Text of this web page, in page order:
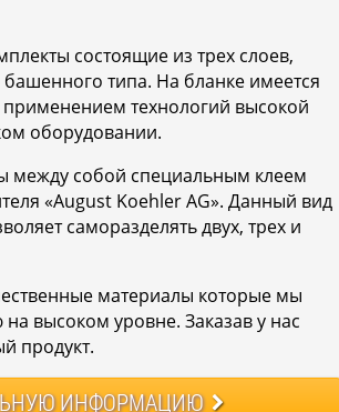
состоящие из трех слоев,
типа. На бланке имеется
технологий высокой
оборудовании.
между собой специальным клеем
«August Koehler AG». Данный вид
саморазделять двух, трех и
материалы которые мы
высоком уровне. Заказав у нас
продукт.
ИНФОРМАЦИЮ